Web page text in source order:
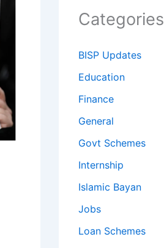
Categories
BISP Updates
Education
Finance
General
Govt Schemes
Internship
Islamic Bayan
Jobs
Loan Schemes